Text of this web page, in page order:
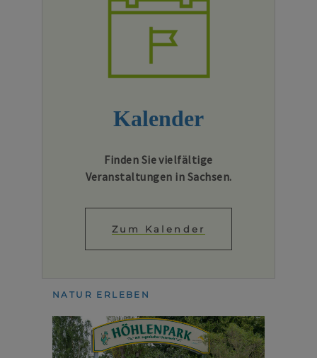
Kalender
Finden Sie vielfältige
Veranstaltungen in Sachsen.
Zum Kalender
NATUR ERLEBEN